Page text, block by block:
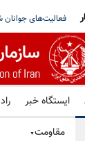
شورشگران اعدامی در
ایستگاه خبر
مقاومت▼